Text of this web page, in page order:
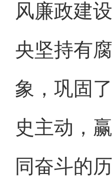
风廉政建
央坚持有
象，巩固
史主动，
同奋斗的